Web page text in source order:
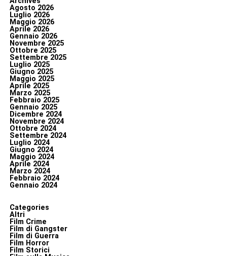
Agosto 2026
Luglio 2026
Maggio 2026
Aprile 2026
Gennaio 2026
Novembre 2025
Ottobre 2025
Settembre 2025
Luglio 2025
Giugno 2025
Maggio 2025
Aprile 2025
Marzo 2025
Febbraio 2025
Gennaio 2025
Dicembre 2024
Novembre 2024
Ottobre 2024
Settembre 2024
Luglio 2024
Giugno 2024
Maggio 2024
Aprile 2024
Marzo 2024
Febbraio 2024
Gennaio 2024
Categories
Altri
Film Crime
Film di Gangster
Film di Guerra
Film Horror
Film Storici